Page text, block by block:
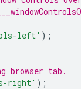
left' );
browser tab.
right' );